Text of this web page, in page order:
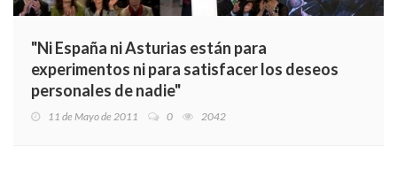
"Ni España ni Asturias están para
experimentos ni para satisfacer los deseos
personales de nadie"
11 de Mayo de 2011 0 2042